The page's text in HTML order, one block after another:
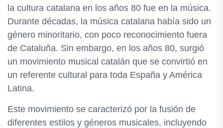
la cultura catalana en los años 80 fue en la música.
Durante décadas, la música catalana había sido un
género minoritario, con poco reconocimiento fuera
de Cataluña. Sin embargo, en los años 80, surgió
un movimiento musical catalán que se convirtió en
un referente cultural para toda España y América
Latina.
Este movimiento se caracterizó por la fusión de
diferentes estilos y géneros musicales, incluyendo